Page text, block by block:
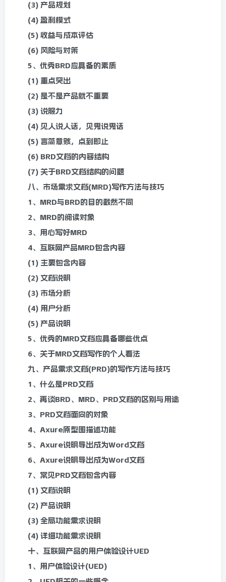
(3) 产品规划
(4) 盈利模式
(5) 收益与成本评估
(6) 风险与对策
5、优秀BRD应具备的素质
(1) 重点突出
(2) 是不是产品就不重要
(3) 说服力
(4) 见人说人话，见鬼说鬼话
(5) 言简意赅，点到即止
(6) BRD文档的内容结构
(7) 关于BRD文档结构的问题
八、市场需求文档(MRD)写作方法与技巧
1、MRD与BRD的目的截然不同
2、MRD的阅读对象
3、用心写好MRD
4、互联网产品MRD包含内容
(1) 主要包含内容
(2) 文档说明
(3) 市场分析
(4) 用户分析
(5) 产品说明
5、优秀的MRD文档应具备哪些优点
6、关于MRD文档写作的个人看法
九、产品需求文档(PRD)的写作方法与技巧
1、什么是PRD文档
2、再谈BRD、MRD、PRD文档的区别与用途
3、PRD文档面向的对象
4、Axure原型图描述功能
5、Axure说明导出成为Word文档
6、Axure说明导出成为Word文档
7、常见PRD文档包含内容
(1) 文档说明
(2) 产品说明
(3) 全局功能需求说明
(4) 详细功能需求说明
十、互联网产品的用户体验设计UED
1、用户体验设计(UED)